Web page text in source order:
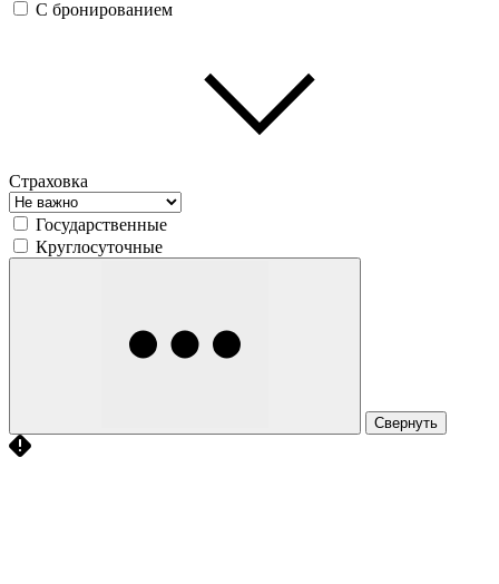
С бронированием
Страховка
Государственные
Круглосуточные
Свернуть